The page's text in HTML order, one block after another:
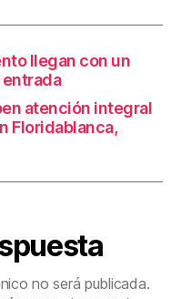
llegan con un
atención integral
Floridablanca,
no será publicada.